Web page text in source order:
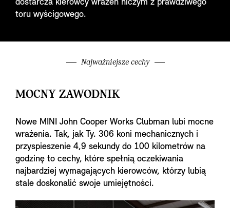
dostarcza kierowcy wrażeń niczym z prawdziwego
toru wyścigowego.
Najważniejsze cechy
MOCNY ZAWODNIK
Nowe MINI John Cooper Works Clubman lubi mocne
wrażenia. Tak, jak Ty. 306 koni mechanicznych i
przyspieszenie 4,9 sekundy do 100 kilometrów na
godzinę to cechy, które spełnią oczekiwania
najbardziej wymagających kierowców, którzy lubią
stale doskonalić swoje umiejętności.